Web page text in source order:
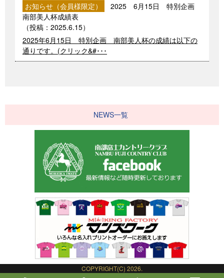
お知らせ（会員様限定）
2025 6月15日 特別企画
南部美人杯成績表
（投稿： 2025.6.15）
2025年6月15日 特別企画 南部美人杯の成績は以下の
通りです。(クリック&#･･･
NEWS一覧
COPYRIGHT(C) 2026.